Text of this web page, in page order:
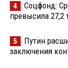
4
Соцфонд:
превысила 27,2
5
Путин
заключения